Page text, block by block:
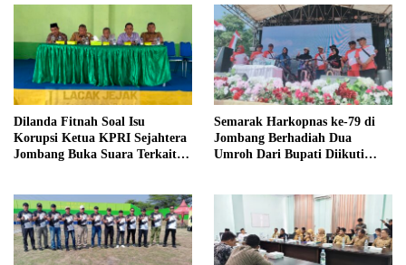
Dilanda Fitnah Soal Isu
Korupsi Ketua KPRI Sejahtera
Jombang Buka Suara Terkait
Semarak Harkopnas ke-79 di
Jombang Berhadiah Dua
Umroh Dari Bupati Diikuti